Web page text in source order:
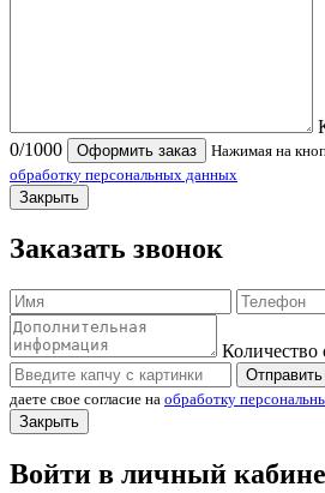
0/1000 Оформить заказ
Нажимая на
обработку персональных данных
Закрыть
Заказать звонок
Количество
Отправить
даете свое согласие на обработку
Закрыть
Войти в личный